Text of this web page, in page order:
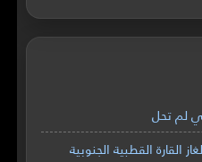
لم تحل
القطبية الجنوبية